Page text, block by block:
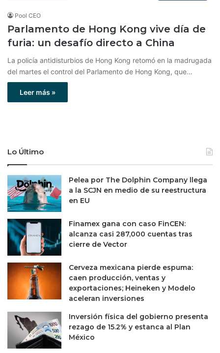
Pool CEO
Parlamento de Hong Kong vive día de
furia: un desafío directo a China
La policía antidisturbios de Hong Kong retomó en la madrugada
del martes el control del Parlamento de Hong Kong, que…
Leer más »
Lo Último
Pelea por The Dolphin Company llega
a la SCJN en medio de su reestructura
en EU
Finamex gana con caso FinCEN:
alcanza casi 287,000 cuentas tras
cierre de Vector
Cerveza mexicana pierde espuma:
caen producción, ventas y
exportaciones; Heineken y Modelo
aceleran inversiones
Inversión física del gobierno presenta
rezago de 15.2% y estanca al Plan
México